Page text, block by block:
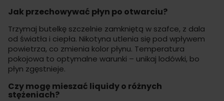
Jak przechowywać płyn po otwarciu?
Trzymaj butelkę szczelnie zamkniętą w szafce, z dala
od światła i ciepła. Nikotyna utlenia się pod wpływem
powietrza, co zmienia kolor płynu. Temperatura
pokojowa to optymalne warunki – unikaj lodówki, bo
płyn zgęstnieje.
Czy mogę mieszać liquidy o różnych
stężeniach?